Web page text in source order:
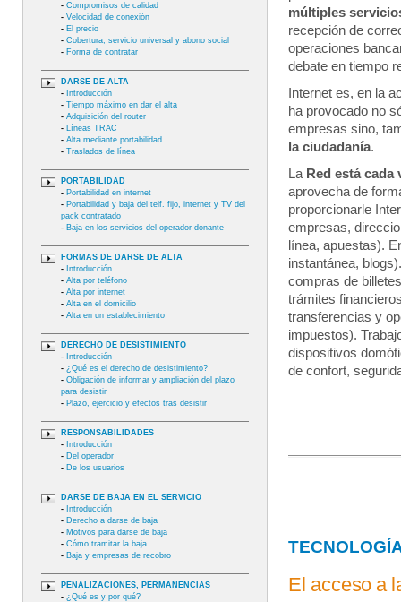
- Compromisos de calidad
- Velocidad de conexión
- El precio
- Cobertura, servicio universal y abono social
- Forma de contratar
DARSE DE ALTA
- Introducción
- Tiempo máximo en dar el alta
- Adquisición del router
- Líneas TRAC
- Alta mediante portabilidad
- Traslados de línea
PORTABILIDAD
- Portabilidad en internet
- Portabilidad y baja del telf. fijo, internet y TV del
pack contratado
- Baja en los servicios del operador donante
FORMAS DE DARSE DE ALTA
- Introducción
- Alta por teléfono
- Alta por internet
- Alta en el domicilio
- Alta en un establecimiento
DERECHO DE DESISTIMIENTO
- Introducción
- ¿Qué es el derecho de desistimiento?
- Obligación de informar y ampliación del plazo
para desistir
- Plazo, ejercicio y efectos tras desistir
RESPONSABILIDADES
- Introducción
- Del operador
- De los usuarios
DARSE DE BAJA EN EL SERVICIO
- Introducción
- Derecho a darse de baja
- Motivos para darse de baja
- Cómo tramitar la baja
- Baja y empresas de recobro
PENALIZACIONES, PERMANENCIAS
- ¿Qué es y por qué?
múltiples
recepción de
operaciones
debate en tiempo
Internet es, en la
ha provocado no
empresas sino,
la ciudadanía.
La Red está
aprovecha de
proporcionarle
empresas,
línea, apuestas).
instantánea,
compras de
trámites
transferencias y
impuestos).
dispositivos
de confort,
El acceso a